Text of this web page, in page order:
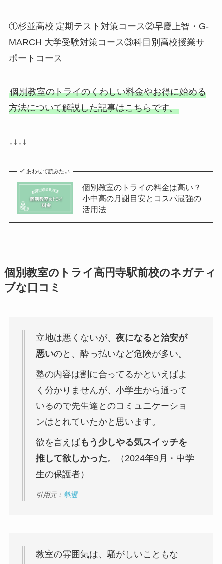
①杉並高校 定期テスト対策コース②早慶上智・G-
MARCH 大学受験対策コース③科目別高校授業サ
ポートコース
個別教室のトライのくわしい料金やお得に始める
方法について解説した記事はこちらです。
↓↓↓↓
あわせて読みたい
個別教室のトライの料金は高い？
小中高の月謝目安とコスパ最強の
活用法
個別教室のトライ高円寺駅前校のネガティ
ブな口コミ
立地は悪くないが、 夜になると治安が
悪いのと、酔っ払いなど危険が多い。
塾の内容は割に合ってるかといえばよ
く分かりませんが、小学生から通って
いるので先生達とのコミュニケーショ
ンはとれていたかと思います。
欲を言えばもう少しやる気スイッチを
推して欲しかった。（2024年9月・中学
生の保護者）
引用元： 塾選
教室の雰囲気は、騒がしいこともな